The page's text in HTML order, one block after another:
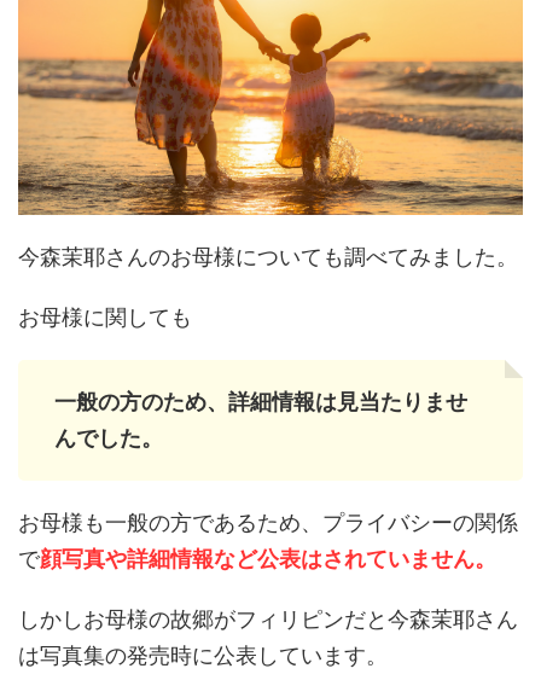
今森茉耶さんのお母様についても調べてみました。
お母様に関しても
一般の方のため、詳細情報は見当たりませ
んでした。
お母様も一般の方であるため、プライバシーの関係
で顔写真や詳細情報など公表はされていません。
しかしお母様の故郷がフィリピンだと今森茉耶さん
は写真集の発売時に公表しています。